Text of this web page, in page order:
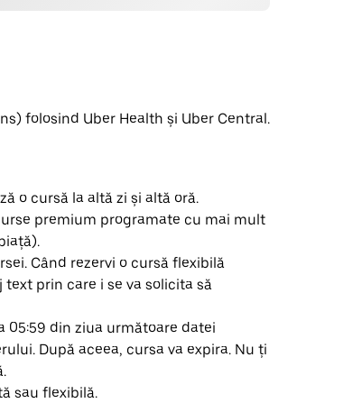
folosind Uber Health și Uber Central.
o cursă la altă zi și altă oră.
premium programate cu mai mult
Când rezervi o cursă flexibilă
prin care i se va solicita să
05:59 din ziua următoare datei
După aceea, cursa va expira. Nu ți
sau flexibilă.